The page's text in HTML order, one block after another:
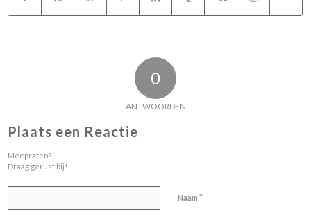
0
ANTWOORDEN
Plaats een Reactie
Meepraten?
Draag gerust bij!
Naam*